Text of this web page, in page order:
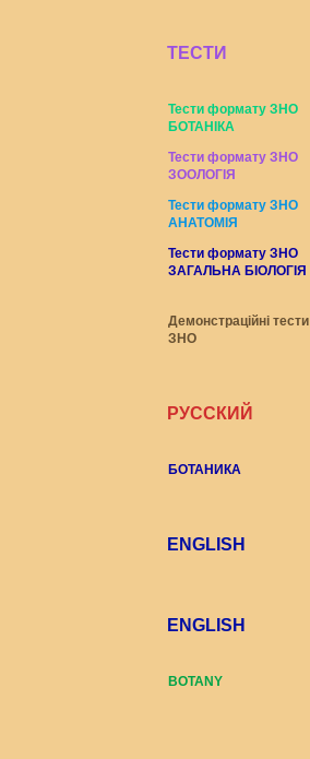
ТЕСТИ
Тести формату ЗНО
БОТАНІКА
Тести формату ЗНО
ЗООЛОГІЯ
Тести формату ЗНО
АНАТОМІЯ
Тести формату ЗНО
ЗАГАЛЬНА БІОЛОГІЯ
Демонстраційні тести
ЗНО
РУССКИЙ
БОТАНИКА
ENGLISH
ENGLISH
BOTANY